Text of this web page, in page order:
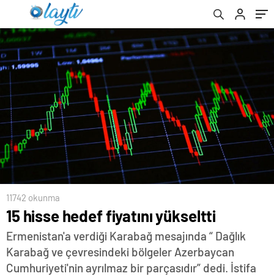
11742 okunma
15 hisse hedef fiyatını yükseltti
Ermenistan'a verdiği Karabağ mesajında “ Dağlık
Karabağ ve çevresindeki bölgeler Azerbaycan
Cumhuriyeti'nin ayrılmaz bir parçasıdır” dedi. İstifa